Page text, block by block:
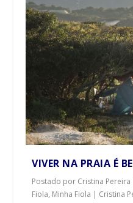
VIVER NA PRAIA É
Postado por Cristina Pereira
Fiola, Minha Fiola | Cristina